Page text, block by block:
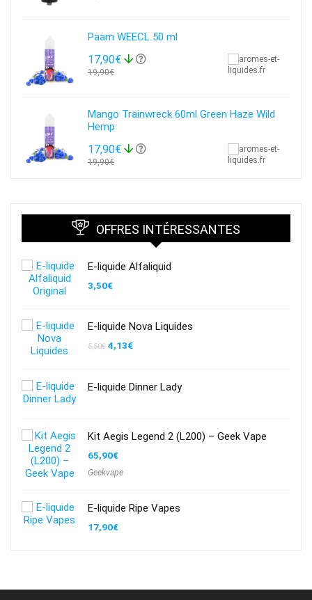
Paam WEECL 50 ml
17,90€
19,90€
Mango Trainwreck 60ml Green Haze Wild
Hemp
17,90€
19,90€
OFFRES INTÉRESSANTES
E-liquide Alfaliquid
3,50€
E-liquide Nova Liquides
5,50€ 4,13€
E-liquide Dinner Lady
Kit Aegis Legend 2 (L200) – Geek Vape
65,90€
Geekvape
E-liquide Ripe Vapes
17,90€